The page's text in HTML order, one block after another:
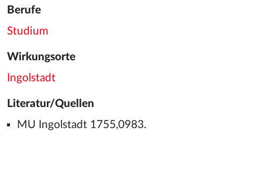
Berufe
Studium
Wirkungsorte
Ingolstadt
Literatur/Quellen
MU Ingolstadt 1755,0983.